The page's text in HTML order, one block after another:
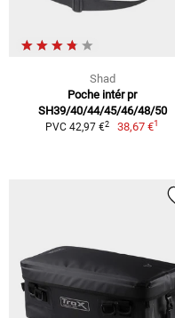
Shad
Poche intér pr
SH39/40/44/45/46/48/50
PVC 42,97 €2 38,67 €1